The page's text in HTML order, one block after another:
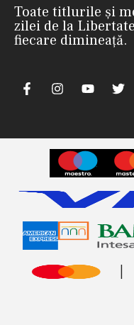
Toate titlurile și
zilei de la
fiecare dimineață.